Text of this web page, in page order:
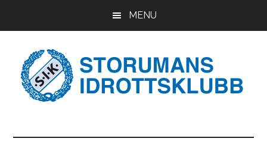
primära
sidofältet
MENU